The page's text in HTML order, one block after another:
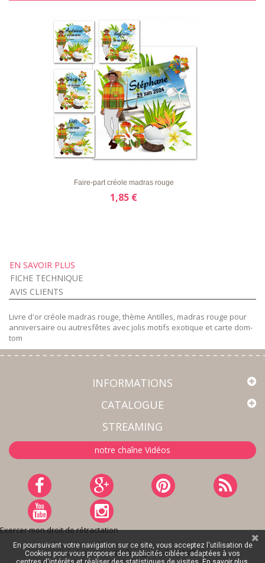
D'ENVIE
APERÇU RAPIDE DÉTAILS
Faire-part créole madras rouge
1,85 €
EN SAVOIR PLUS
FICHE TECHNIQUE
AVIS CLIENTS
Livre d'or créole madras rouge, thème Antilles, madras rouge pour
anniversaire ou autresfêtes avec jolis motifs exotique et carte dom-
tom
INFORMATIONS
CATALOGUE
STREAMING
notre chaîne Vidéos
Exercer mon droit de rétractation
Site réalisé parKiwik - Agence PrestaShop
En poursuivant votre navigation sur ce site, vous acceptez l'utilisation de
Cookies pour vous proposer des publicités ciblées adaptées à vos